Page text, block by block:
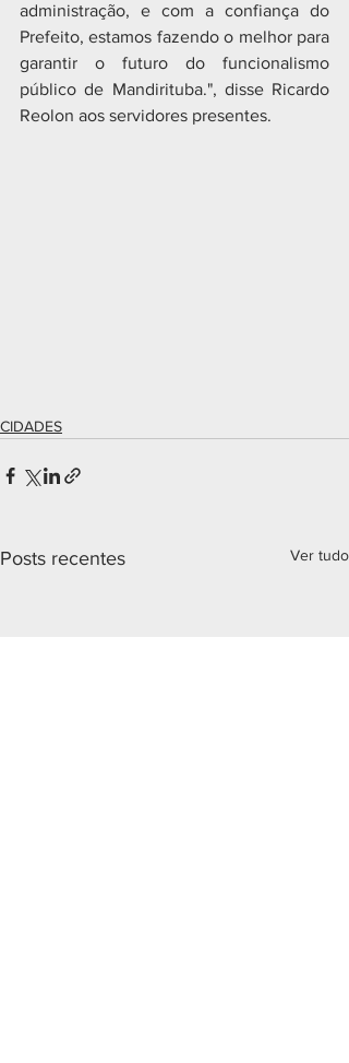
administração, e com a confiança do
Prefeito, estamos fazendo o melhor para
garantir o futuro do funcionalismo
público de Mandirituba.", disse Ricardo
Reolon aos servidores presentes.
CIDADES
Posts recentes Ver tudo